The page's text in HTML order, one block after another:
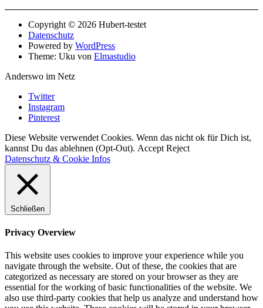
Copyright © 2026 Hubert-testet
Datenschutz
Powered by WordPress
Theme: Uku von Elmastudio
Anderswo im Netz
Twitter
Instagram
Pinterest
Diese Website verwendet Cookies. Wenn das nicht ok für Dich ist,
kannst Du das ablehnen (Opt-Out). Accept Reject
Datenschutz & Cookie Infos
Schließen
Privacy Overview
This website uses cookies to improve your experience while you
navigate through the website. Out of these, the cookies that are
categorized as necessary are stored on your browser as they are
essential for the working of basic functionalities of the website. We
also use third-party cookies that help us analyze and understand how